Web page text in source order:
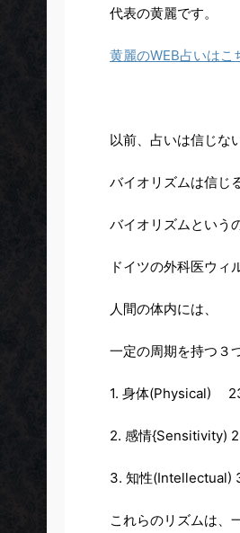
代表の黄麗です。
黄麗のWEB占いはこ
以前、占いは信じな
バイオリズムは信じ
バイオリズムという
ドイツの外科医ウィ
人間の体内には、
一定の周期を持つ３
1. 身体(Physical) 23
2. 感情{Sensitivity)
3. 知性(Intellectual)
これらのリズムは、